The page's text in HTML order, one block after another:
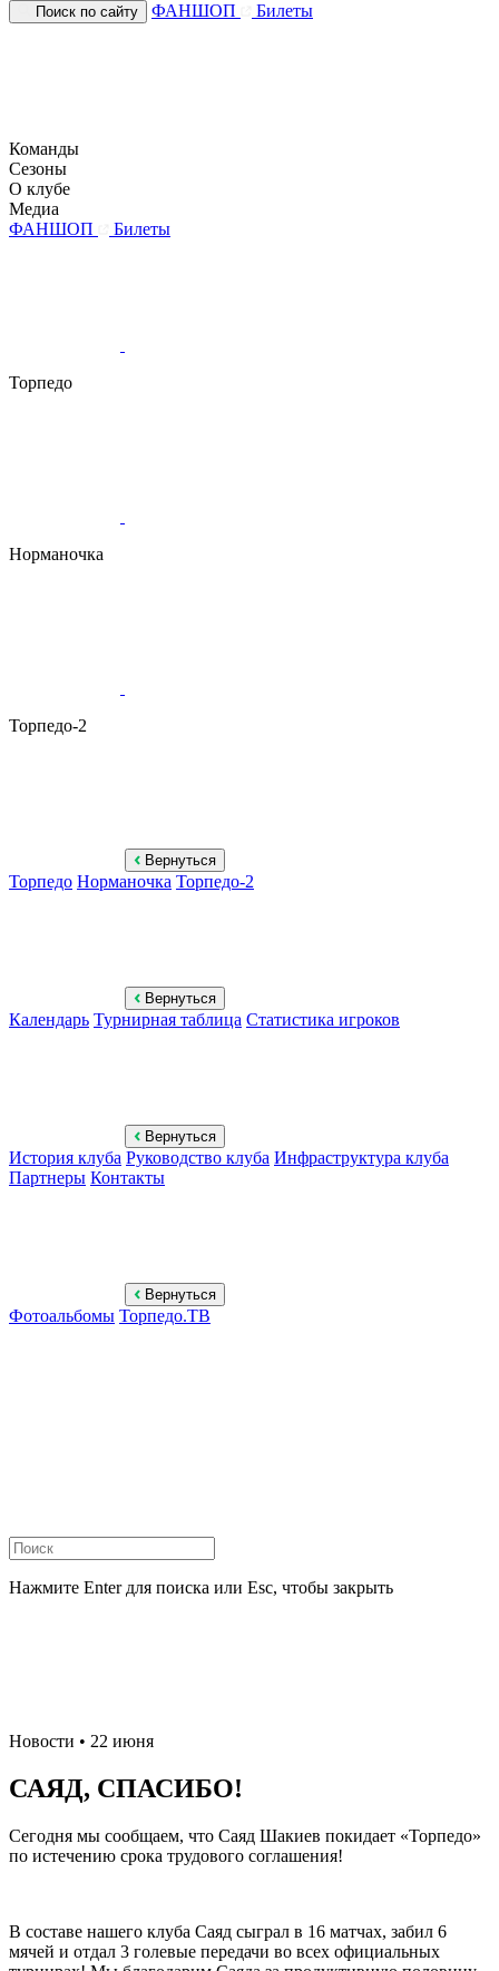
Поиск по сайту ФАНШОП Билеты
Команды
Сезоны
О клубе
Медиа
ФАНШОП
Билеты
Торпедо
Норманочка
Торпедо-2
Вернуться
Торпедо Норманочка Торпедо-2
Вернуться
Календарь Турнирная таблица Статистика игроков
Вернуться
История клуба Руководство клуба Инфраструктура клуба
Партнеры Контакты
Вернуться
Фотоальбомы Торпедо.ТВ
Нажмите Enter для поиска или Esc, чтобы закрыть
Новости • 22 июня
САЯД, СПАСИБО!
Сегодня мы сообщаем, что Саяд Шакиев покидает «Торпедо»
по истечению срока трудового соглашения!
В составе нашего клуба Саяд сыграл в 16 матчах, забил 6
мячей и отдал 3 голевые передачи во всех официальных